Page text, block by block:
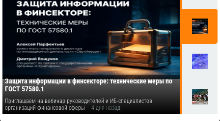
Защита информации в финсекторе: технические меры по
ГОСТ 57580.1
Приглашаем на вебинар руководителей и ИБ-специалистов
организаций финансовой сферы
4 дня назад